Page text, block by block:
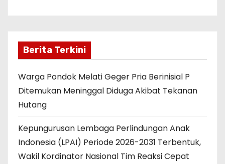
Berita Terkini
Warga Pondok Melati Geger Pria Berinisial P
Ditemukan Meninggal Diduga Akibat Tekanan
Hutang
Kepungurusan Lembaga Perlindungan Anak
Indonesia (LPAI) Periode 2026-2031 Terbentuk,
Wakil Kordinator Nasional Tim Reaksi Cepat